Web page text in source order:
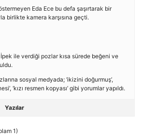
Eda Ece bu defa şaşırtarak bir
birlikte kamera karşısına geçti.
İpek ile verdiği pozlar kısa sürede beğeni ve
sosyal medyada; ‘ikizini doğurmuş’,
‘kızı resmen kopyası’ gibi yorumlar yapıldı.
Yazılar
1)